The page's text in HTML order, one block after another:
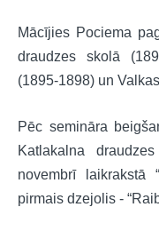
Mācījies Pociema
draudzes skolā
(1895-1898) un
Pēc semināra
Katlakalna
novembrī laikrakstā
pirmais dzejolis -